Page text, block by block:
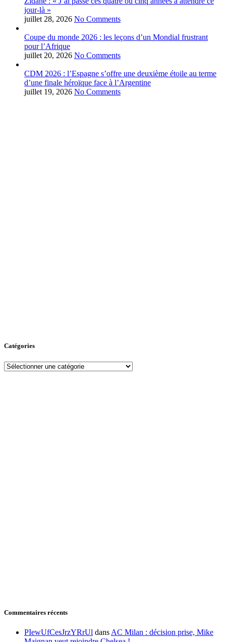
jour-là »
juillet 28, 2026 No Comments
Coupe du monde 2026 : les leçons d’un Mondial frustrant
pour l’Afrique
juillet 20, 2026 No Comments
CDM 2026 : l’Espagne s’offre une deuxième étoile au terme
d’une finale héroïque face à l’Argentine
juillet 19, 2026 No Comments
Catégories
Catégories
Commentaires récents
PIewUfCesJrzYRrUl dans AC Milan : décision prise, Mike